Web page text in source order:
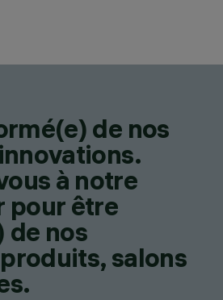
de nos
à notre
pour être
de nos
salons